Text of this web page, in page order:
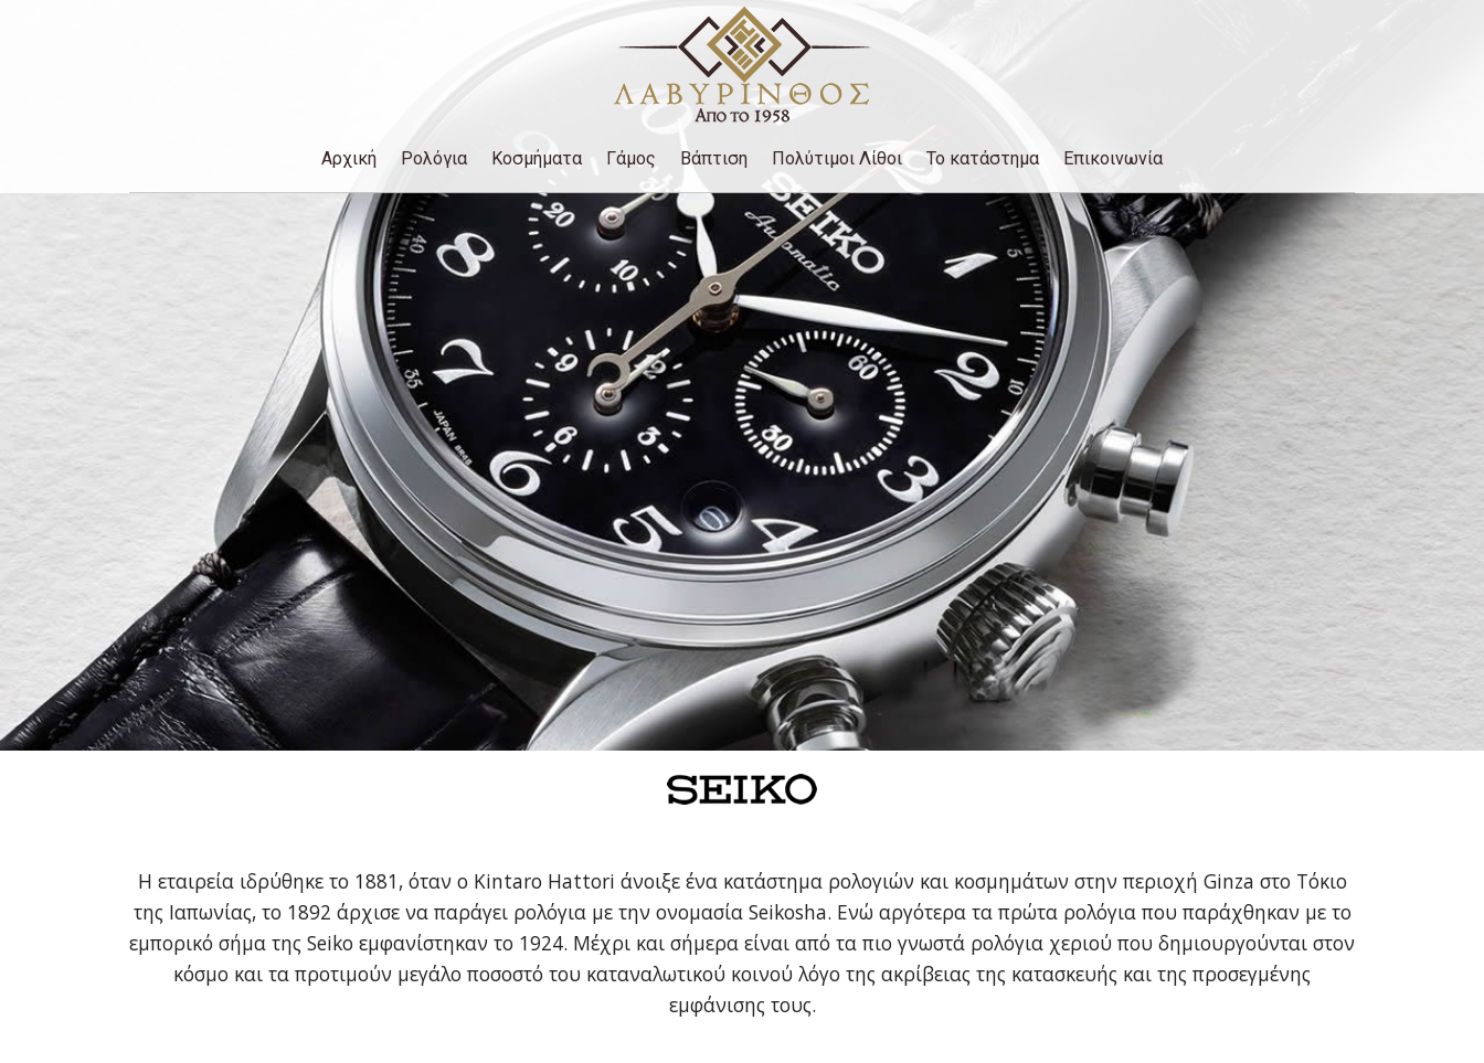
Αρχική Ρολόγια Κοσμήματα Γάμος Βάπτιση Πολύτιμοι Λίθοι Το κατάστημα Επικοινωνία
Η εταιρεία ιδρύθηκε το 1881, όταν ο Kintaro Hattori άνοιξε ένα κατάστημα ρολογιών και κοσμημάτων στην περιοχή Ginza στο Τόκιο
της Ιαπωνίας, το 1892 άρχισε να παράγει ρολόγια με την ονομασία Seikosha. Ενώ αργότερα τα πρώτα ρολόγια που παράχθηκαν με το
εμπορικό σήμα της Seiko εμφανίστηκαν το 1924. Μέχρι και σήμερα είναι από τα πιο γνωστά ρολόγια χεριού που δημιουργούνται στον
κόσμο και τα προτιμούν μεγάλο ποσοστό του καταναλωτικού κοινού λόγο της ακρίβειας της κατασκευής και της προσεγμένης
εμφάνισης τους.